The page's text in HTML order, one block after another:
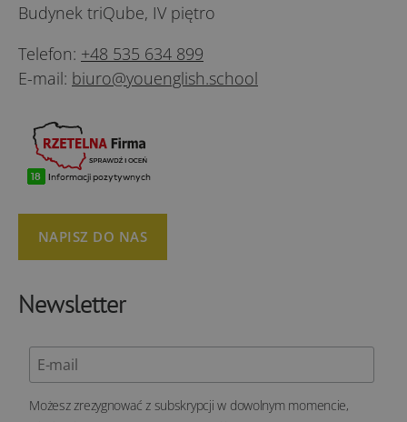
Budynek triQube, IV piętro
Telefon: +48 535 634 899
E-mail: biuro@youenglish.school
NAPISZ DO NAS
Newsletter
Możesz zrezygnować z subskrypcji w dowolnym momencie,